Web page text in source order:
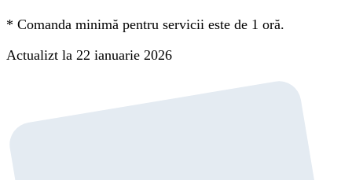
* Comanda minimă pentru servicii este de 1 oră.
Actualizt la 22 ianuarie 2026